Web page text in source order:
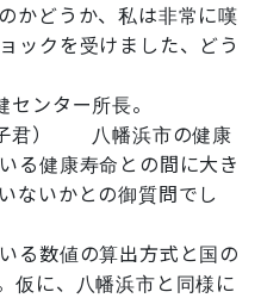
かどうか、私は非常に嘆
ックを受けました、どう
ンター所長。
子君） 八幡浜市の健康
る健康寿命との間に大き
ないかとの御質問でし
る数値の算出方式と国の
仮に、八幡浜市と同様に